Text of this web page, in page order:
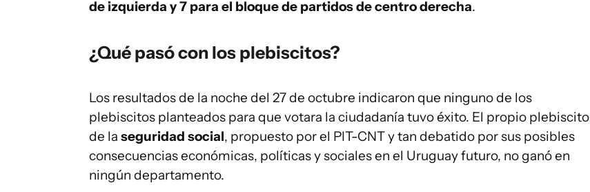
de izquierda y 7 para el bloque de partidos de centro derecha.
¿Qué pasó con los plebiscitos?
Los resultados de la noche del 27 de octubre indicaron que ninguno de los
plebiscitos planteados para que votara la ciudadanía tuvo éxito. El propio plebiscito
de la seguridad social, propuesto por el PIT-CNT y tan debatido por sus posibles
consecuencias económicas, políticas y sociales en el Uruguay futuro, no ganó en
ningún departamento.